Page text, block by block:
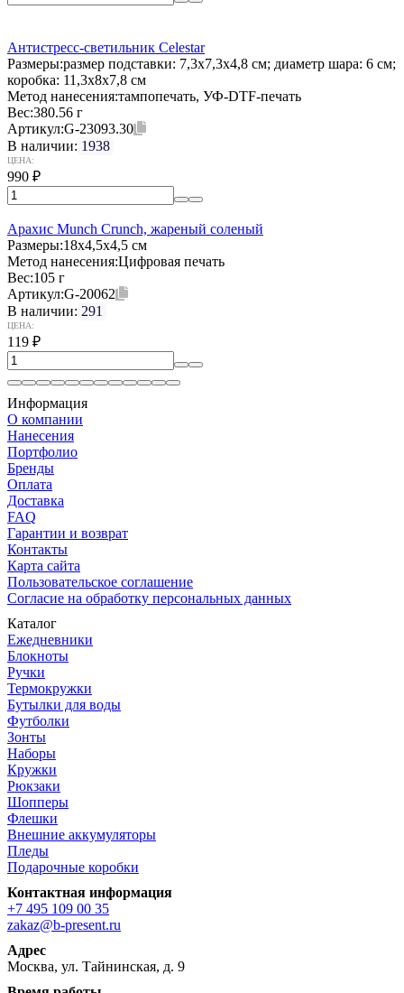
Антистресс-светильник Celestar
Размеры:размер подставки: 7,3x7,3x4,8 см; диаметр шара: 6 см;
коробка: 11,3х8x7,8 см
Метод нанесения:тампопечать, УФ-DTF-печать
Вес:380.56 г
Артикул:G-23093.30
В наличии: 1938
ЦЕНА:
990 ₽
Арахис Munch Crunch, жареный соленый
Размеры:18х4,5х4,5 см
Метод нанесения:Цифровая печать
Вес:105 г
Артикул:G-20062
В наличии: 291
ЦЕНА:
119 ₽
Информация
О компании
Нанесения
Портфолио
Бренды
Оплата
Доставка
FAQ
Гарантии и возврат
Контакты
Карта сайта
Пользовательское соглашение
Согласие на обработку персональных данных
Каталог
Ежедневники
Блокноты
Ручки
Термокружки
Бутылки для воды
Футболки
Зонты
Наборы
Кружки
Рюкзаки
Шопперы
Флешки
Внешние аккумуляторы
Пледы
Подарочные коробки
Контактная информация
+7 495 109 00 35
zakaz@b-present.ru
Адрес
Москва, ул. Тайнинская, д. 9